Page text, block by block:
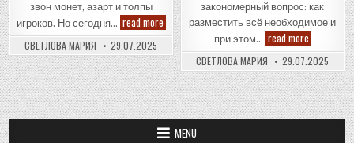
звон монет, азарт и толпы
игроков. Но сегодня… read moreКазино
онлайн:
правда,
мифы
и
как
не
потеряться
в
мире
виртуального
азарта
СВЕТЛОВА МАРИЯ 29.07.2025
закономерный вопрос: как
разместить всё необходимое и
при этом… read more
вне
метража:
как
интерьер
может
казаться
больше,
чем
СВЕТЛОВА МАРИЯ 29.07.2025
MENU